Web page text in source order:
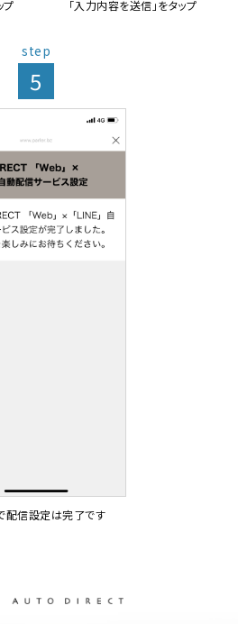
プ
「入力内容を送信」をタップ
step
5
配信設定は完了です